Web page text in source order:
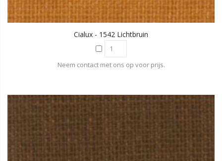
Cialux - 1542 Lichtbruin
Neem contact met ons op voor prijs.